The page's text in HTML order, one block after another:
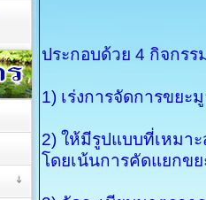
ประกอบด้วย 4 กิจกร
1) เร่งการจัดการขย
2) ให้มีรูปแบบที่เหมา
โดยเน้นการคัดแยกข